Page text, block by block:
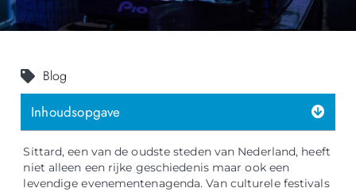
Sittard, een van de oudste steden van Nederland, heeft
niet alleen een rijke geschiedenis maar ook een
levendige evenementenagenda. Van culturele festivals
Blog
Inhoudsopgave